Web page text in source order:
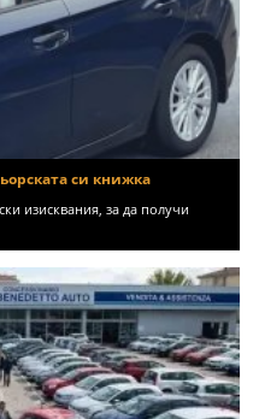
си книжка
изисквания, за да получи